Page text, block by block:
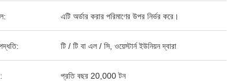
এটি অর্ডার করার পরিমাণের উপর নির্ভর করে।
টি / টি বা এল / সি, ওয়েস্টার্ন ইউনিয়ন দ্বারা
প্রতি বছর 20,000 টন